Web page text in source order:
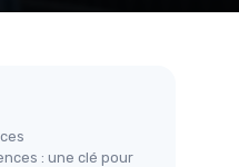
: une clé pour